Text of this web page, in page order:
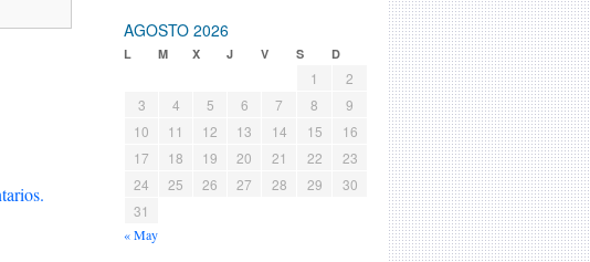
AGOSTO 2026
L M X J V S D
1
2
3
4 5 6 7 8
9
10
11 12 13 14 15
16
17
18 19 20 21 22
23
24
25 26 27 28 29
30
31
« May